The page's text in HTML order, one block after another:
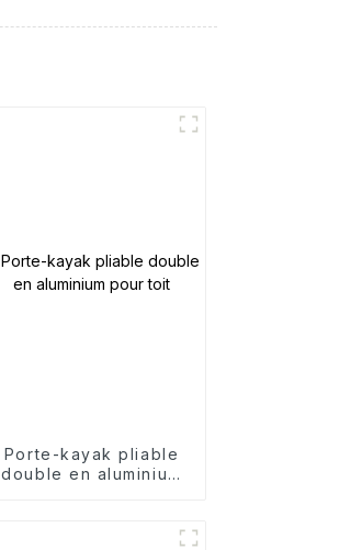
Porte-kayak pliable
double en aluminium